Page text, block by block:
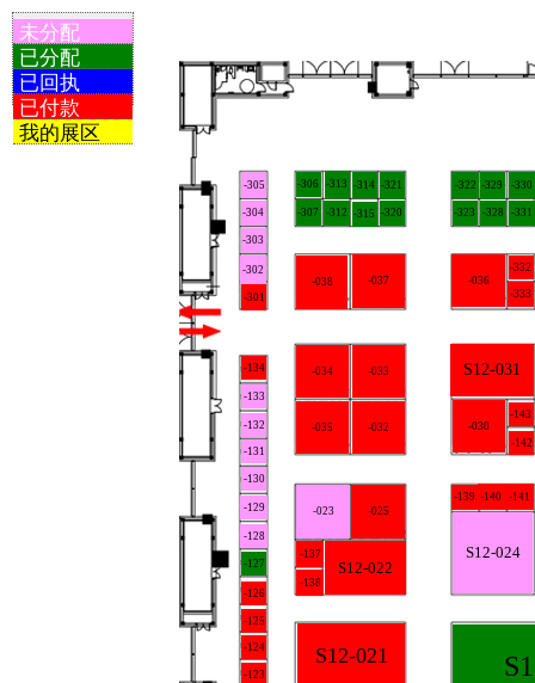
未分配
已分配
已回执
已付款
我的展区
S12-021
S12-022
-030
-032
-033
-034
-035
S12-031
S12-024
-123
-125
-126
-127
-128
-129
-130
-131
-132
-133
-134
-124
-137
-138
-139 -140 -141
-142
-143
-301
-302
-303
-304
-305 -306
-307 -312
-313 -314
-315 -320
-321 -322
-323 -331
-330
-329
-328
-333
-332
-036
-037
-038
-023 -025